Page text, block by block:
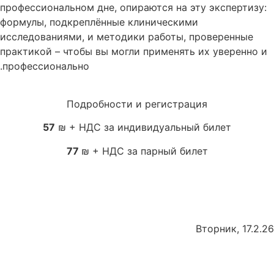
профессиональном дне, опираются на эту экспертизу:
формулы, подкреплённые клиническими
исследованиями, и методики работы, проверенные
практикой – чтобы вы могли применять их уверенно и
профессионально.
Подробности и регистрация
57 ₪ + НДС за индивидуальный билет
77 ₪ + НДС за парный билет
17.2.26 ,
Вторник